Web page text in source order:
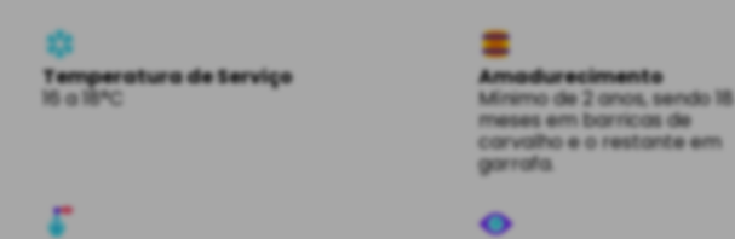
Temperatura de Serviço
16 a 18°C
Amadurecimento
Mínimo de 2 anos, sendo 18
meses em barricas de
carvalho e o restante em
garrafa.